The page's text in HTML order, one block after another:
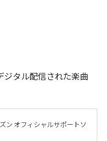
ジタル配信された楽曲
ン オフィシャルサポートソ